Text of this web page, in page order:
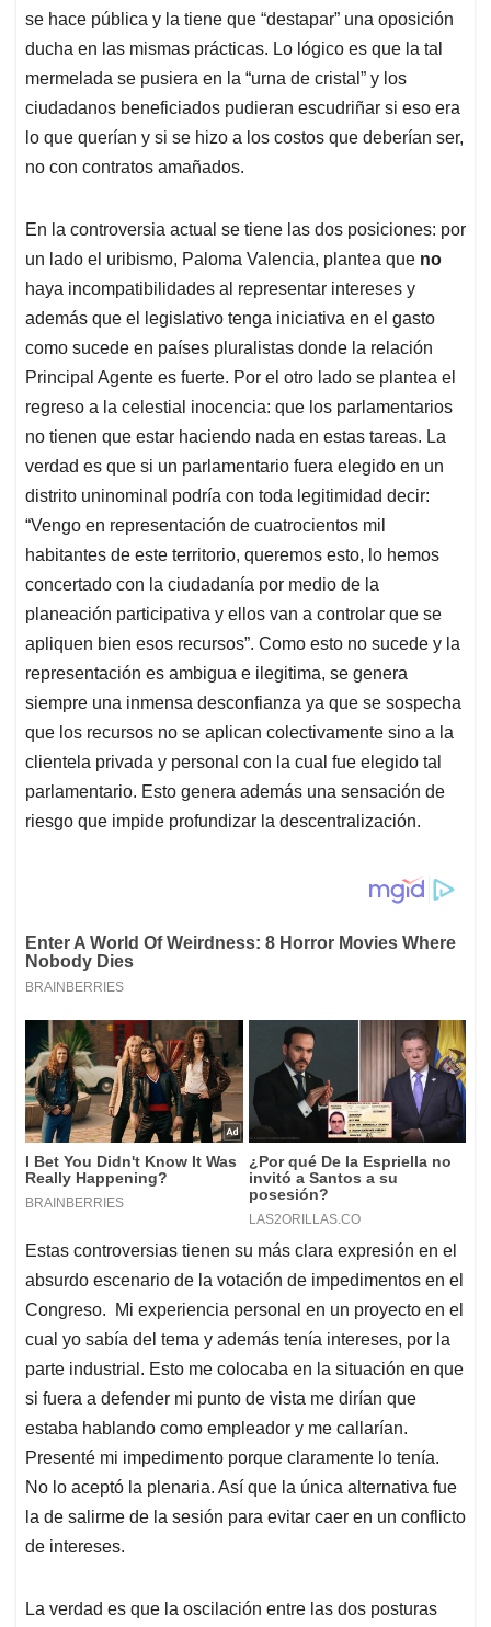
se hace pública y la tiene que “destapar” una oposición
ducha en las mismas prácticas. Lo lógico es que la tal
mermelada se pusiera en la “urna de cristal” y los
ciudadanos beneficiados pudieran escudriñar si eso era
lo que querían y si se hizo a los costos que deberían ser,
no con contratos amañados.
En la controversia actual se tiene las dos posiciones: por
un lado el uribismo, Paloma Valencia, plantea que no
haya incompatibilidades al representar intereses y
además que el legislativo tenga iniciativa en el gasto
como sucede en países pluralistas donde la relación
Principal Agente es fuerte. Por el otro lado se plantea el
regreso a la celestial inocencia: que los parlamentarios
no tienen que estar haciendo nada en estas tareas. La
verdad es que si un parlamentario fuera elegido en un
distrito uninominal podría con toda legitimidad decir:
“Vengo en representación de cuatrocientos mil
habitantes de este territorio, queremos esto, lo hemos
concertado con la ciudadanía por medio de la
planeación participativa y ellos van a controlar que se
apliquen bien esos recursos”. Como esto no sucede y la
representación es ambigua e ilegitima, se genera
siempre una inmensa desconfianza ya que se sospecha
que los recursos no se aplican colectivamente sino a la
clientela privada y personal con la cual fue elegido tal
parlamentario. Esto genera además una sensación de
riesgo que impide profundizar la descentralización.
Estas controversias tienen su más clara expresión en el
absurdo escenario de la votación de impedimentos en el
Congreso. Mi experiencia personal en un proyecto en el
cual yo sabía del tema y además tenía intereses, por la
parte industrial. Esto me colocaba en la situación en que
si fuera a defender mi punto de vista me dirían que
estaba hablando como empleador y me callarían.
Presenté mi impedimento porque claramente lo tenía.
No lo aceptó la plenaria. Así que la única alternativa fue
la de salirme de la sesión para evitar caer en un conflicto
de intereses.
La verdad es que la oscilación entre las dos posturas